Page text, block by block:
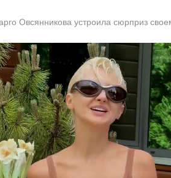
Овсянникова устроила сюрприз